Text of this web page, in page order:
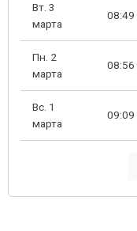
Вт. 3
марта
08:49
Пн. 2
марта
08:56
Вс. 1
марта
09:09